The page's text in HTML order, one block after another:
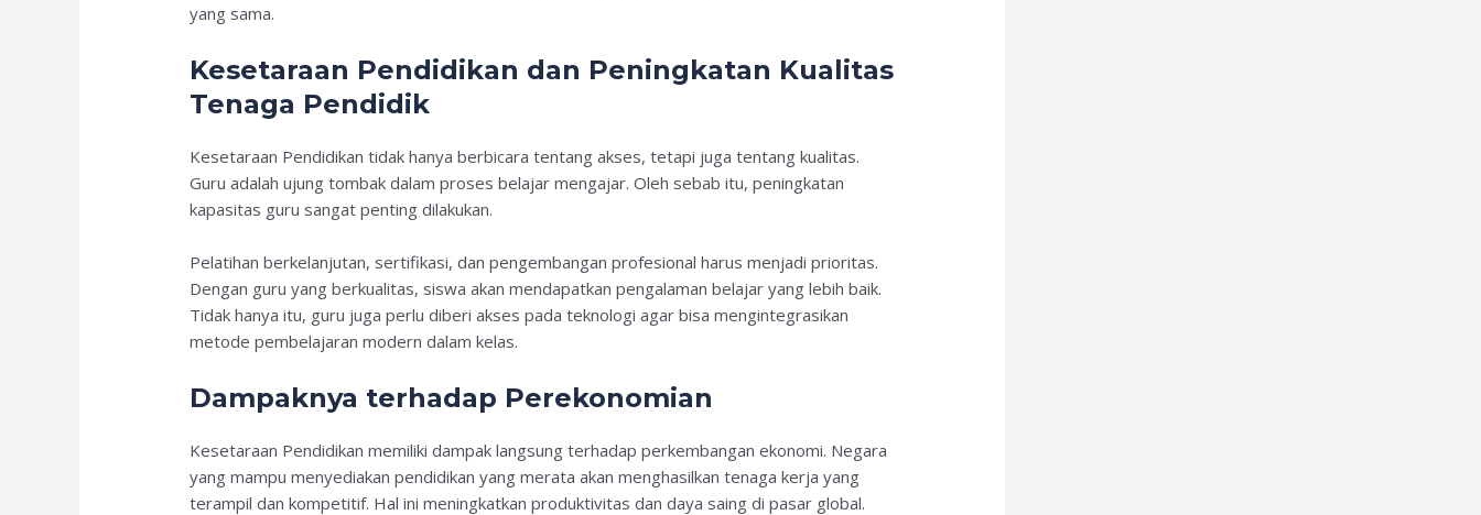
yang sama.
Kesetaraan Pendidikan dan Peningkatan Kualitas
Tenaga Pendidik
Kesetaraan Pendidikan tidak hanya berbicara tentang akses, tetapi juga tentang kualitas.
Guru adalah ujung tombak dalam proses belajar mengajar. Oleh sebab itu, peningkatan
kapasitas guru sangat penting dilakukan.
Pelatihan berkelanjutan, sertifikasi, dan pengembangan profesional harus menjadi prioritas.
Dengan guru yang berkualitas, siswa akan mendapatkan pengalaman belajar yang lebih baik.
Tidak hanya itu, guru juga perlu diberi akses pada teknologi agar bisa mengintegrasikan
metode pembelajaran modern dalam kelas.
Dampaknya terhadap Perekonomian
Kesetaraan Pendidikan memiliki dampak langsung terhadap perkembangan ekonomi. Negara
yang mampu menyediakan pendidikan yang merata akan menghasilkan tenaga kerja yang
terampil dan kompetitif. Hal ini meningkatkan produktivitas dan daya saing di pasar global.